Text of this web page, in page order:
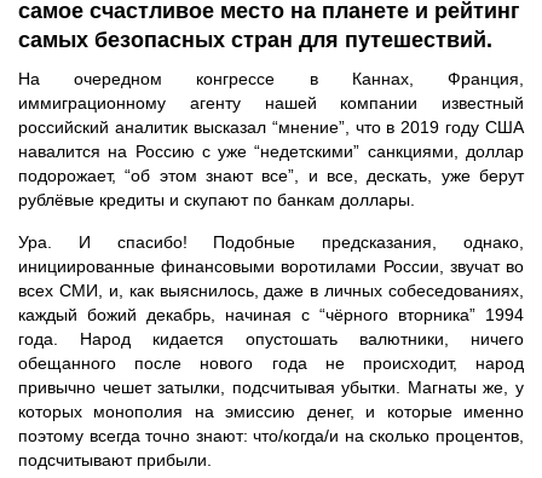
самое счастливое место на планете и рейтинг
самых безопасных стран для путешествий.
На очередном конгрессе в Каннах, Франция,
иммиграционному агенту нашей компании известный
российский аналитик высказал “мнение”, что в 2019 году США
навалится на Россию с уже “недетскими” санкциями, доллар
подорожает, “об этом знают все”, и все, дескать, уже берут
рублёвые кредиты и скупают по банкам доллары.
Ура. И спасибо! Подобные предсказания, однако,
инициированные финансовыми воротилами России, звучат во
всех СМИ, и, как выяснилось, даже в личных собеседованиях,
каждый божий декабрь, начиная с “чёрного вторника” 1994
года. Народ кидается опустошать валютники, ничего
обещанного после нового года не происходит, народ
привычно чешет затылки, подсчитывая убытки. Магнаты же, у
которых монополия на эмиссию денег, и которые именно
поэтому всегда точно знают: что/когда/и на сколько процентов,
подсчитывают прибыли.